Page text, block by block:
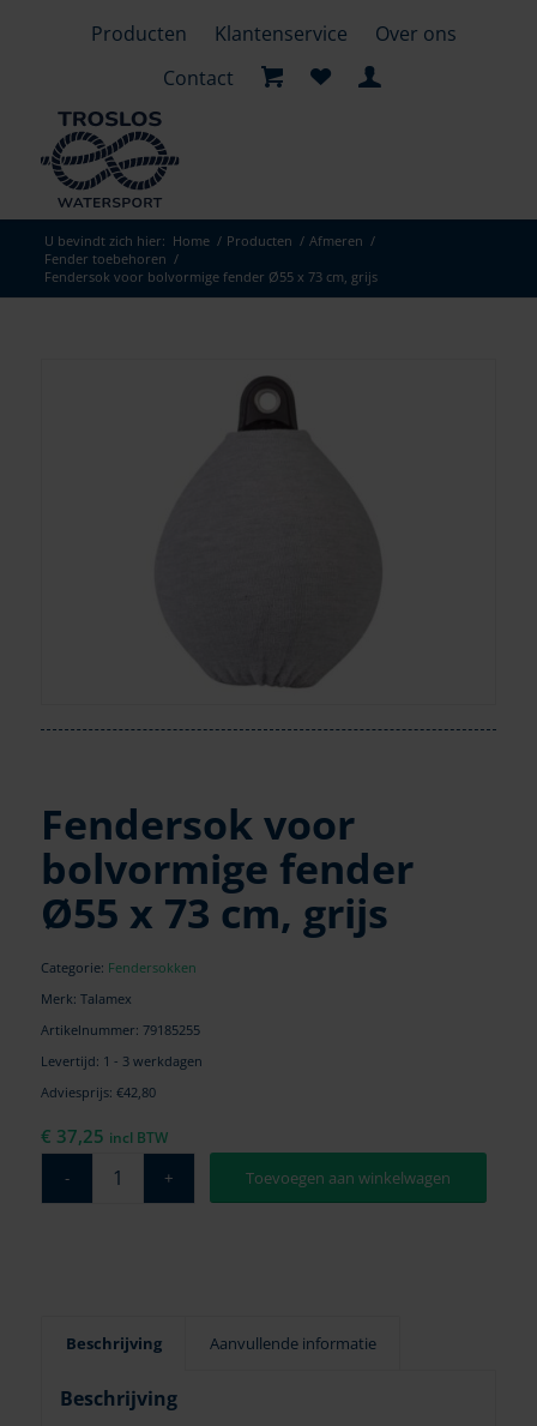
Producten Klantenservice
Over ons
Contact
U bevindt zich hier: Home / Producten / Afmeren /
Fender toebehoren /
Fendersok voor bolvormige fender Ø55 x 73 cm, grijs
Fendersok voor
bolvormige fender
Ø55 x 73 cm, grijs
Categorie: Fendersokken
Merk: Talamex
Artikelnummer: 79185255
Levertijd: 1 - 3 werkdagen
Adviesprijs: €42,80
€ 37,25 incl BTW
Toevoegen aan winkelwagen
Beschrijving Aanvullende informatie
Beschrijving